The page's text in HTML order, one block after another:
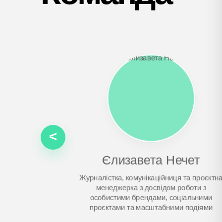
<
Єлизавета Нечет
Журналістка, комунікаційниця та проєктна
менеджерка з досвідом роботи з
особистими брендами, соціальними
проєктами та масштабними подіями